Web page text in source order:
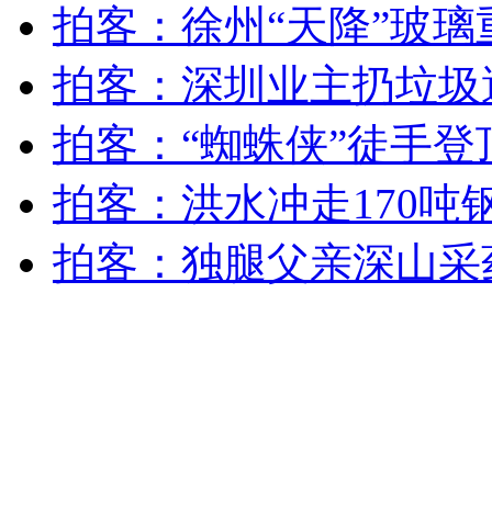
走！跟着总书记去植树
消防员救轻生者 花炮节热闹非凡 减压"枕头大战"
纽约上演“枕头大战”
拍客：徐州“天降”玻
拍客：深圳业主扔垃
拍客：“蜘蛛侠”徒手
拍客：洪水冲走170吨
拍客：独腿父亲深山